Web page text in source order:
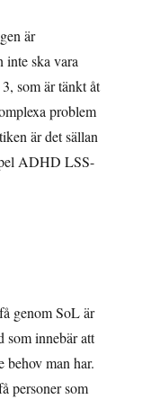
är
inte ska vara
som är tänkt åt
problem
är det sällan
ADHD LSS-
genom SoL är
som innebär att
behov man har.
personer som